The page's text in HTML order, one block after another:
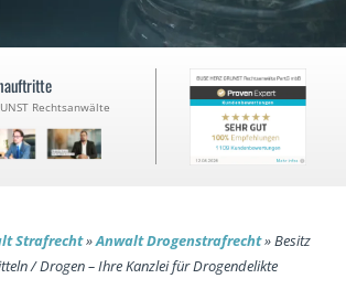
Rechtsanwälte
Strafrecht»Anwalt Drogenstrafrecht»Besitz
/ Drogen – Ihre Kanzlei für Drogendelikte